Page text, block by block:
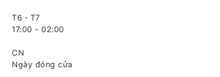
T6・T7
17:00 - 02:00
CN
Ngày đóng cửa